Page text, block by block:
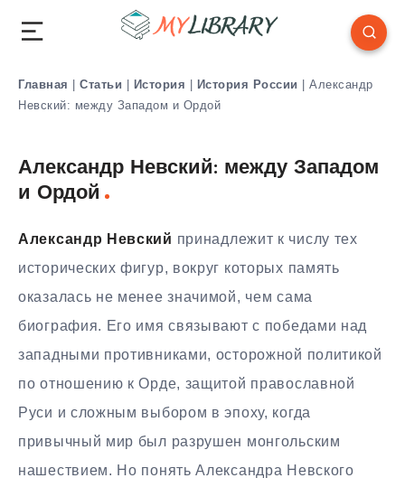
Главная | Статьи | История | История России | Александр
Невский: между Западом и Ордой
Александр Невский: между Западом
и Ордой
Александр Невский принадлежит к числу тех
исторических фигур, вокруг которых память
оказалась не менее значимой, чем сама
биография. Его имя связывают с победами над
западными противниками, осторожной политикой
по отношению к Орде, защитой православной
Руси и сложным выбором в эпоху, когда
привычный мир был разрушен монгольским
нашествием. Но понять Александра Невского